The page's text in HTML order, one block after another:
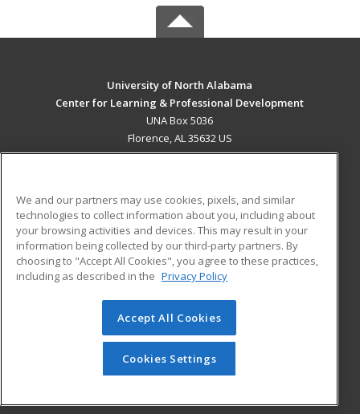
University of North Alabama
Center for Learning & Professional Development
UNA Box 5036
Florence, AL 35632 US
ADDITIONAL RESOURCES
Military
Financial Assistance
Help
Student Blog
© 2026 ed2go, a division of Cengage Learning. All rights
reserved. The material on this site cannot be reproduced or
redistributed unless you have obtained prior written
permission from Cengage Learning.Privacy Policy
We and our partners may use cookies, pixels, and similar
technologies to collect information about you, including about
your browsing activities and devices. This may result in your
information being collected by our third-party partners. By
choosing to "Accept All Cookies", you agree to these practices,
including as described in the Privacy Policy
Accept All Cookies
Cookies Settings